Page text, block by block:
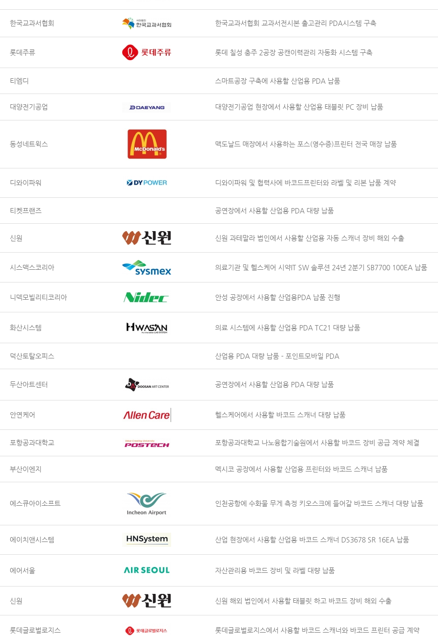
한국교과서협회 한국교과서협회 교과서전시본 출고관리 PDA시스템 구축
롯데주류 롯데 칠성 충주 2공장 공캔이력관리 자동화 시스템 구축
티엠디 스마트공장 구축에 사용할 산업용 PDA 납품
대양전기공업 대양전기공업 현장에서 사용할 산업용 태블릿 PC 장비 납품
동성네트윅스 맥도날드 매장에서 사용하는 포스(영수증)프린터 전국 매장 납품
디와이파워 디와이파워 및 협력사에 바코드프린터와 라벨 및 리본 납품 계약
티켓프랜즈 공연장에서 사용할 산업용 PDA 대량 납품
신원 신원 과테말라 법인에서 사용할 산업용 자동 스캐너 장비 해외 수출
시스맥스코리아 의료기관 및 헬스케어 시약IT SW 솔루션 24년 2분기 SB7700 100EA 납품
니덱모빌리티코리아 안성 공장에서 사용할 산업용PDA 납품 진행
화산시스템 의료 시스템에 사용할 산업용 PDA TC21 대량 납품
덕산토탈오피스 산업용 PDA 대량 납품 - 포인트모바일 PDA
두산아트센터 공연장에서 사용할 산업용 PDA 대량 납품
안연케어 헬스케어에서 사용할 바코드 스캐너 대량 납품
포항공과대학교 포항공과대학교 나노융합기술원에서 사용할 바코드 장비 공급 계약 체결
부산이엔지 멕시코 공장에서 사용할 산업용 프린터와 바코드 스캐너 납품
에스큐아이소프트 인천공항에 수화물 무게 측정 키오스크에 들어갈 바코드 스캐너 대량 납품
에이치앤시스템 산업 현장에서 사용할 산업용 바코드 스캐너 DS3678 SR 16EA 납품
에어서울 자산관리용 바코드 장비 및 라벨 대량 납품
신원 신원 해외 법인에서 사용할 태블릿 하고 바코드 장비 해외 수출
롯데글로벌로지스 롯데글로벌로지스에서 사용할 바코드 스캐너와 바코드 프린터 공급 계약